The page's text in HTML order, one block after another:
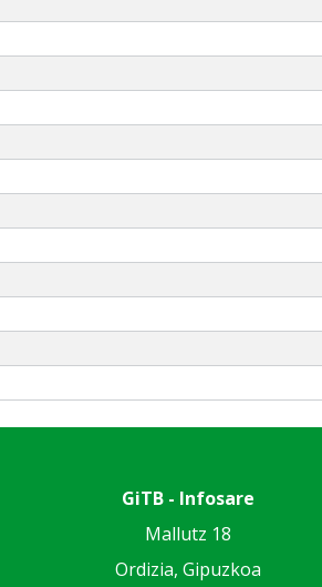
GiTB - Infosare
Mallutz 18
Ordizia, Gipuzkoa